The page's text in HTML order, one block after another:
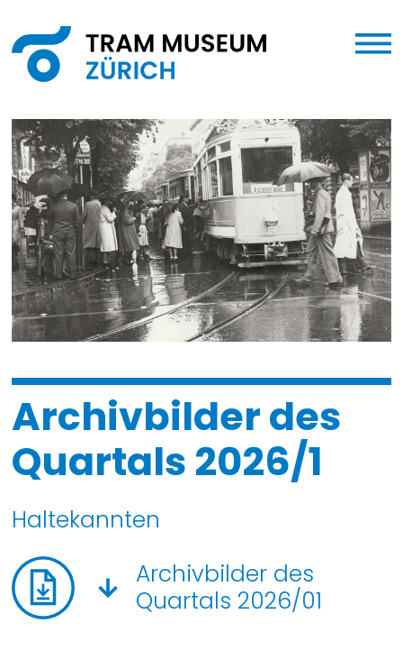
Archivbilder des
Quartals 2026/1
Haltekannten
Archivbilder des
Quartals 2026/01